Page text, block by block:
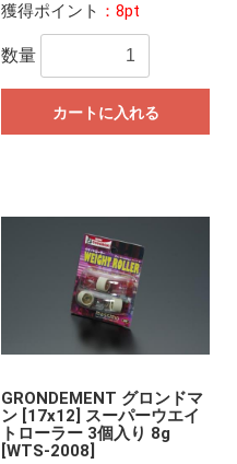
獲得ポイント ：8pt
数量
カートに入れる
GRONDEMENT グロンドマ
ン [17x12] スーパーウエイ
トローラー 3個入り 8g
[WTS-2008]